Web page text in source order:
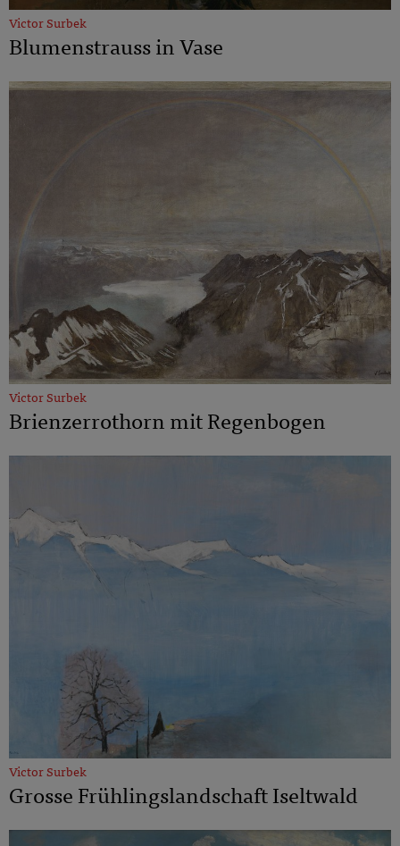
Victor Surbek
Blumenstrauss in Vase
Victor Surbek
Brienzerrothorn mit Regenbogen
Victor Surbek
Grosse Frühlingslandschaft Iseltwald